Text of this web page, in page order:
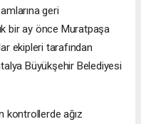
geri
bir ay önce Muratpaşa
ekipleri tarafından
Büyükşehir Belediyesi
kontrollerde ağız